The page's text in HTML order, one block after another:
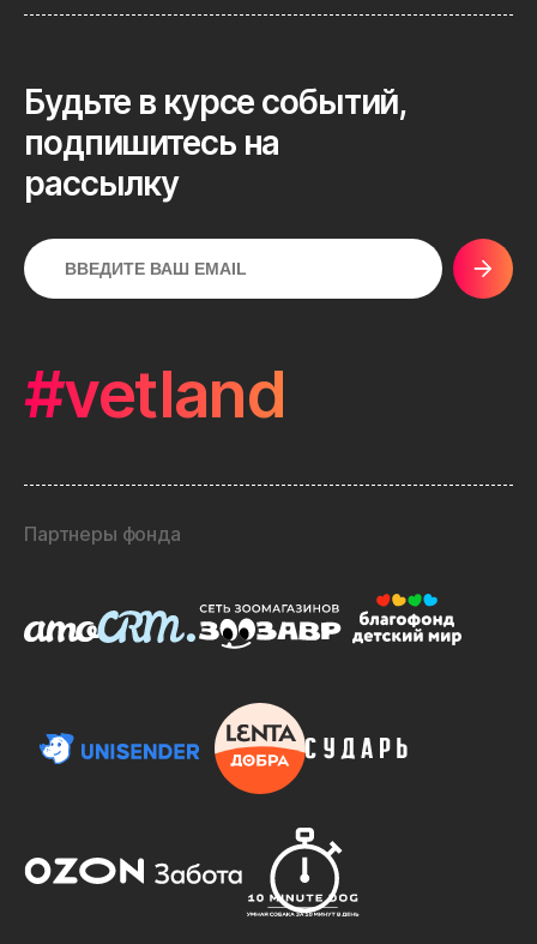
Будьте в курсе событий,
подпишитесь на
рассылку
#vetland
Партнеры фонда